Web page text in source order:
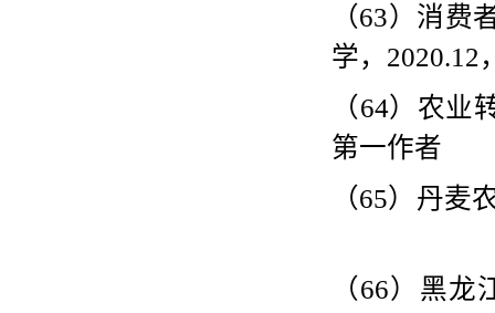
（63）消费
学， 2020.12
（64）农业
第一作者
（65）丹麦
（66）黑龙